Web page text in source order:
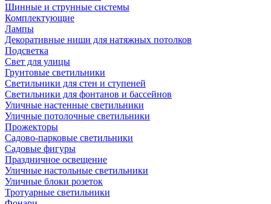
Шинные и струнные системы
Комплектующие
Лампы
Декоративные ниши для натяжных потолков
Подсветка
Свет для улицы
Грунтовые светильники
Светильники для стен и ступеней
Светильники для фонтанов и бассейнов
Уличные настенные светильники
Уличные потолочные светильники
Прожекторы
Садово-парковые светильники
Садовые фигуры
Праздничное освещение
Уличные настольные светильники
Уличные блоки розеток
Тротуарные светильники